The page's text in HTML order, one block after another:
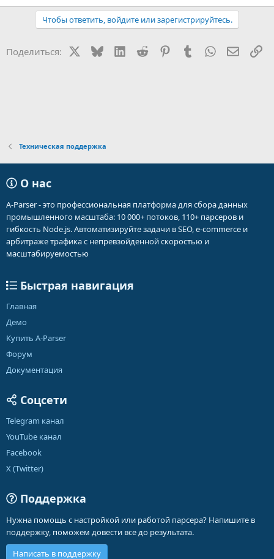
Чтобы ответить, войдите или зарегистрируйтесь.
Поделиться: BlueskyLinkedIn
Reddit PinterestTumblr WhatsApp
Техническая поддержка
О нас
A-Parser - это профессиональная платформа для сбора данных
промышленного масштаба: 10 000+ потоков, 110+ парсеров и
гибкость Node.js. Автоматизируйте задачи в SEO, e-commerce и
арбитраже трафика с непревзойденной скоростью и
масштабируемостью
Быстрая навигация
Главная
Демо
Купить A-Parser
Форум
Документация
Соцсети
Telegram канал
YouTube канал
Facebook
X (Twitter)
Поддержка
Нужна помощь с настройкой или работой парсера? Напишите в
поддержку, поможем довести все до результата.
Написать в поддержку